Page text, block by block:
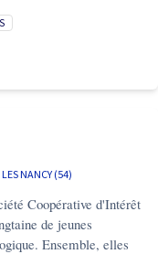
NANCY (54)
Coopérative d'Intérêt
de jeunes
Ensemble, elles